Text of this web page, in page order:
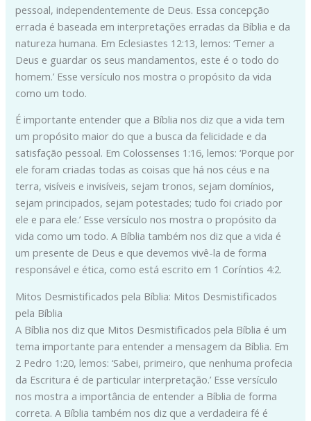
pessoal, independentemente de Deus. Essa concepção
errada é baseada em interpretações erradas da Bíblia e da
natureza humana. Em Eclesiastes 12:13, lemos: ‘Temer a
Deus e guardar os seus mandamentos, este é o todo do
homem.’ Esse versículo nos mostra o propósito da vida
como um todo.
É importante entender que a Bíblia nos diz que a vida tem
um propósito maior do que a busca da felicidade e da
satisfação pessoal. Em Colossenses 1:16, lemos: ‘Porque por
ele foram criadas todas as coisas que há nos céus e na
terra, visíveis e invisíveis, sejam tronos, sejam domínios,
sejam principados, sejam potestades; tudo foi criado por
ele e para ele.’ Esse versículo nos mostra o propósito da
vida como um todo. A Bíblia também nos diz que a vida é
um presente de Deus e que devemos vivê-la de forma
responsável e ética, como está escrito em 1 Coríntios 4:2.
Mitos Desmistificados pela Bíblia: Mitos Desmistificados
pela Bíblia
A Bíblia nos diz que Mitos Desmistificados pela Bíblia é um
tema importante para entender a mensagem da Bíblia. Em
2 Pedro 1:20, lemos: ‘Sabei, primeiro, que nenhuma profecia
da Escritura é de particular interpretação.’ Esse versículo
nos mostra a importância de entender a Bíblia de forma
correta. A Bíblia também nos diz que a verdadeira fé é